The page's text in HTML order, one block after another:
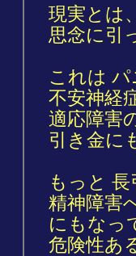
現実とは
思念に引
これは
不安神経
適応障害
引き金に
もっと 長
精神障害
にもなっ
危険性あ